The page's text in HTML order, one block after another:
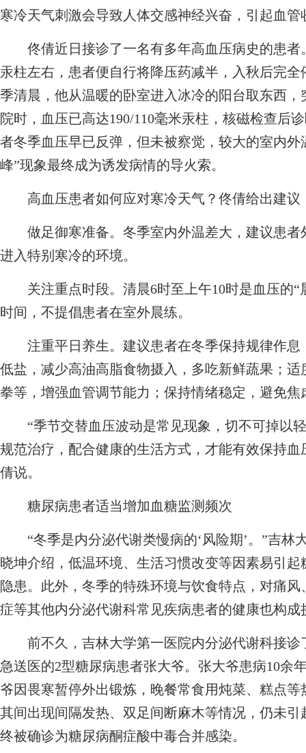
寒冷天气刺激会导致人体交感神经兴奋，引起血
佟倩近日接诊了一名有多年高血压病史的患者
汞柱左右，患者便自行将降压药减半，入秋后完
季清晨，他从温暖的卧室进入冰冷的阳台取东西
院时，血压已高达190/110毫米汞柱，核磁检查后
者冬季血压早已反弹，但未被察觉，较大的室内
峰”现象最终成为诱发病情的导火索。
高血压患者如何应对寒冷天气？佟倩给出建议
做足御寒准备。冬季室内外温差大，建议患者
进入特别寒冷的环境。
关注重点时段。清晨6时至上午10时是血压的“
时间，不提倡患者在室外晨练。
注重平日养生。建议患者在冬季保持规律作息
低盐，减少高油高脂食物摄入，多吃新鲜蔬果；
拳等，增强血管调节能力；保持情绪稳定，避免
“季节交替血压波动是常见现象，切不可掉以
规范治疗，配合健康的生活方式，才能有效保持
倩说。
糖尿病患者适当增加血糖监测频次
“冬季是内分泌代谢类慢病的‘风险期’。”吉林
晓坤介绍，低温环境、生活习惯改变等因素易引
隐患。此外，冬季的特殊环境与饮食特点，对痛
症等其他内分泌代谢科常见疾病患者的健康也构成
前不久，吉林大学第一医院内分泌代谢科接诊
急送医的2型糖尿病患者张大爷。张大爷患病10余
爷因畏寒暂停外出锻炼，晚餐常食用炖菜、糕点
其间出现间隔发热、双足间断麻木等情况，仍未
终被确诊为糖尿病酮症酸中毒合并感染。